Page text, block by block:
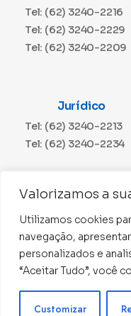
Valorizamos a
Utilizamos cookies
navegação,
personalizados e
“Aceitar Tudo”, você
Customizar
Tel: (62) 3240-2216
Tel: (62) 3240-2229
Tel: (62) 3240-2209
Jurídico
Tel: (62) 3240-2213
Tel: (62) 3240-2234
Tel: (62) 3240-2230
CNPJ:
Conselho Regional
Todos